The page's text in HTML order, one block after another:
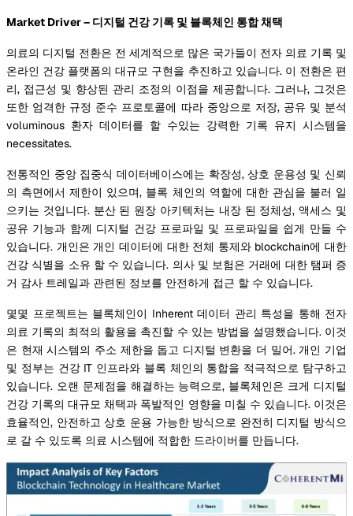
Market Driver – 디지털 건강 기록 및 블록체인 통합 채택
의료의 디지털 전환은 전 세계적으로 많은 국가들이 전자 의료 기록 및
온라인 건강 플랫폼의 대규모 구현을 추진하고 있습니다. 이 전환은 편
리, 접근성 및 향상된 관리 조정의 이점을 제공합니다. 그러나, 그것은
또한 엄격한 규정 준수 프로토콜에 따라 중앙으로 저장, 공유 및 분석
voluminous 환자 데이터를 할 수있는 강력한 기록 유지 시스템을
necessitates.
전통적인 중앙 집중식 데이터베이스에는 확장성, 상호 운용성 및 신뢰
의 측면에서 제한이 있으며, 블록 체인의 역할에 대한 관심을 불러 일
으키는 것입니다. 분산 된 원장 아키텍처는 내장 된 정체성, 액세스 및
공유 기능과 함께 디지털 건강 프로파일 및 프로파일을 쉽게 만들 수
있습니다. 개인은 개인 데이터에 대한 전체 통제와 blockchain에 대한
건강 식별을 소유 할 수 있습니다. 의사 및 보험은 거래에 대한 탬퍼 증
거 감사 트레일과 관련된 정보를 안전하게 접근 할 수 있습니다.
몇몇 프로젝트는 블록체인이 Inherent 데이터 관리 특성을 통해 전자
의료 기록의 최적의 활용을 촉진할 수 있는 방법을 설명했습니다. 이것
은 현재 시스템의 주소 제한을 돕고 디지털 변환을 더 밀어. 개인 기업
및 정부는 건강 IT 인프라와 블록 체인의 통합을 적극적으로 탐구하고
있습니다. 오랜 문제점을 해결하는 능력으로, 블록체인은 크게 디지털
건강 기록의 대규모 채택과 폭발적인 영향을 미칠 수 있습니다. 이것은
효율적인, 안전하고 상호 운용 가능한 방식으로 완전히 디지털 방식으
로 갈 수 있도록 의료 시스템에 적합한 드라이버를 만듭니다.